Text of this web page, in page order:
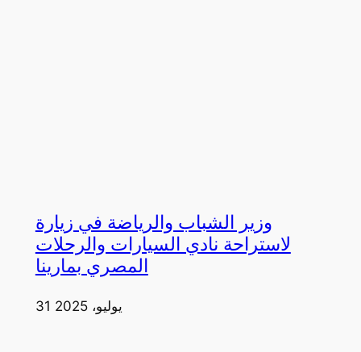
وزير الشباب والرياضة في زيارة
لاستراحة نادي السيارات والرحلات
المصري بمارينا
31 يوليو، 2025